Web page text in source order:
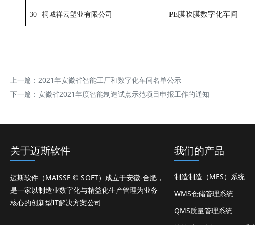
30 桐城祥云塑业有限公司 PE膜吹膜数字化车间
上一篇： 2021年安徽省智能工厂和数字化车间名单公示
下一篇： 安徽省2021年度智能制造试点示范项目申报工作的通知
关于迈斯软件
迈斯软件（MAISSE © SOFT）成立于安徽-合肥，
是一家以制造业数字化与精益化生产管理为业务
核心的创新型IT解决方案公司
我们的产品
制造制造（MES）系统
WMS仓储管理系统
QMS质量管理系统